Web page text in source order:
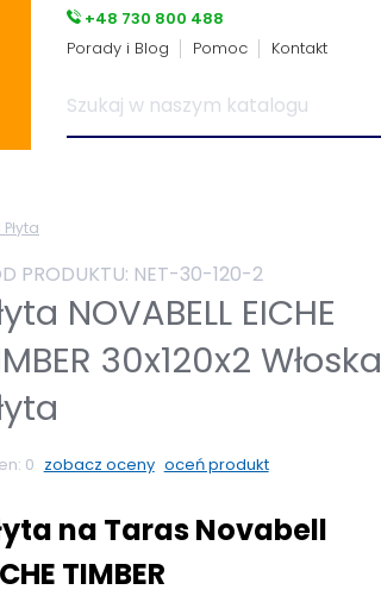
Porady i Blog Pomoc Kontakt
+48 730 800 488
PRODUKTU: NET-30-120-2
NOVABELL EICHE
30x120x2 Włoska
0 zobacz oceny oceń produkt
na Taras Novabell
TIMBER